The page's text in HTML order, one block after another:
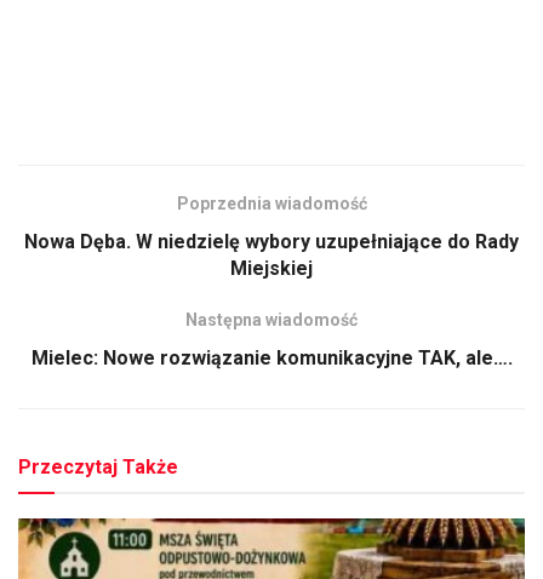
Poprzednia wiadomość
Nowa Dęba. W niedzielę wybory uzupełniające do Rady
Miejskiej
Następna wiadomość
Mielec: Nowe rozwiązanie komunikacyjne TAK, ale….
Przeczytaj Także